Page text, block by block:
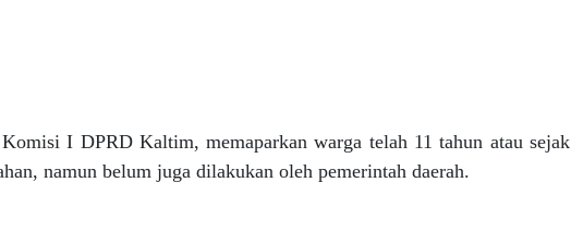
I DPRD Kaltim, memaparkan warga telah 11 tahun atau sejak
namun belum juga dilakukan oleh pemerintah daerah.